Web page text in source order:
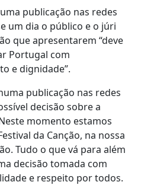
publicação nas redes
um dia o público e o júri
que apresentarem “deve
Portugal com
e dignidade”.
publicação nas redes
decisão sobre a
momento estamos
da Canção, na nossa
Tudo o que vá para além
decisão tomada com
e respeito por todos.